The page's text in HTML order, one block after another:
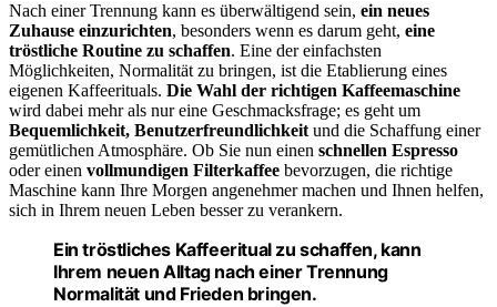
Nach einer Trennung kann es überwältigend sein, ein neues
Zuhause einzurichten, besonders wenn es darum geht, eine
tröstliche Routine zu schaffen. Eine der einfachsten
Möglichkeiten, Normalität zu bringen, ist die Etablierung eines
eigenen Kaffeerituals. Die Wahl der richtigen Kaffeemaschine
wird dabei mehr als nur eine Geschmacksfrage; es geht um
Bequemlichkeit, Benutzerfreundlichkeit und die Schaffung einer
gemütlichen Atmosphäre. Ob Sie nun einen schnellen Espresso
oder einen vollmundigen Filterkaffee bevorzugen, die richtige
Maschine kann Ihre Morgen angenehmer machen und Ihnen helfen,
sich in Ihrem neuen Leben besser zu verankern.
Ein tröstliches Kaffeeritual zu schaffen, kann
Ihrem neuen Alltag nach einer Trennung
Normalität und Frieden bringen.